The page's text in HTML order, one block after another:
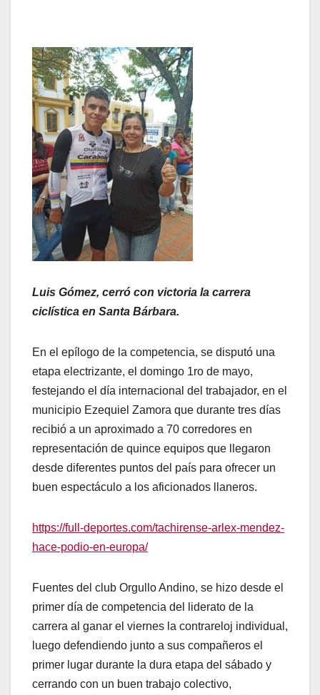
Luis Gómez, cerró con victoria la carrera
ciclística en Santa Bárbara.
En el epílogo de la competencia, se disputó una
etapa electrizante, el domingo 1ro de mayo,
festejando el día internacional del trabajador, en el
municipio Ezequiel Zamora que durante tres días
recibió a un aproximado a 70 corredores en
representación de quince equipos que llegaron
desde diferentes puntos del país para ofrecer un
buen espectáculo a los aficionados llaneros.
https://full-deportes.com/tachirense-arlex-mendez-
hace-podio-en-europa/
Fuentes del club Orgullo Andino, se hizo desde el
primer día de competencia del liderato de la
carrera al ganar el viernes la contrareloj individual,
luego defendiendo junto a sus compañeros el
primer lugar durante la dura etapa del sábado y
cerrando con un buen trabajo colectivo,